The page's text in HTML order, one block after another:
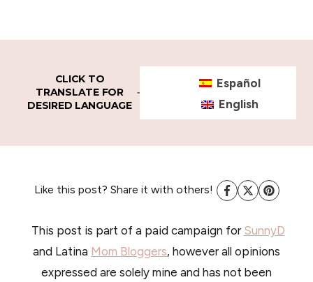
CLICK TO
TRANSLATE FOR
DESIRED LANGUAGE
Español
English
Like this post? Share it with others!
This post is part of a paid campaign for SunnyD
and Latina Mom Bloggers, however all opinions
expressed are solely mine and has not been